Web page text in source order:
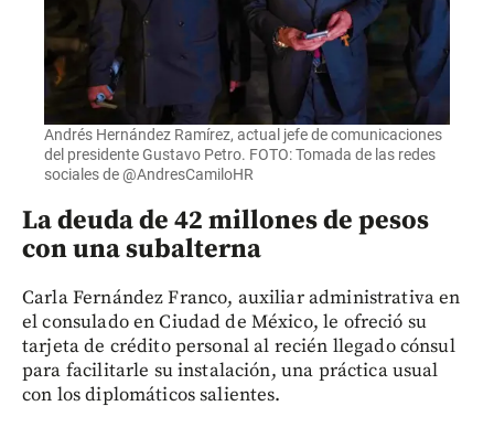
Andrés Hernández Ramírez, actual jefe de comunicaciones
del presidente Gustavo Petro. FOTO: Tomada de las redes
sociales de @AndresCamiloHR
La deuda de 42 millones de pesos
con una subalterna
Carla Fernández Franco, auxiliar administrativa en
el consulado en Ciudad de México, le ofreció su
tarjeta de crédito personal al recién llegado cónsul
para facilitarle su instalación, una práctica usual
con los diplomáticos salientes.